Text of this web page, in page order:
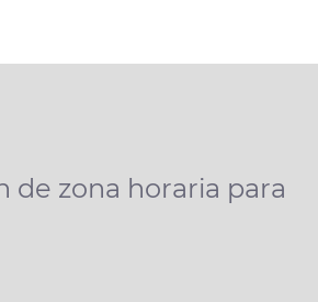
de zona horaria para